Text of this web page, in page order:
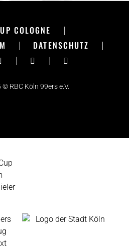
COLOGNE
|
| DATENSCHUTZ
|
| |
RBC Köln 99ers e.V.